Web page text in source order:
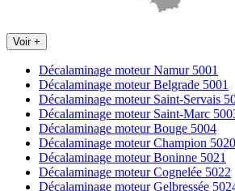
Voir +
Décalaminage moteur Namur 5001
Décalaminage moteur Belgrade 5001
Décalaminage moteur Saint-Servais
Décalaminage moteur Saint-Marc
Décalaminage moteur Bouge 5004
Décalaminage moteur Champion 5020
Décalaminage moteur Boninne 5021
Décalaminage moteur Cognelée 5022
Décalaminage moteur Gelbressée